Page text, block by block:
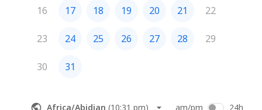
16 17 18 19 20 21 22
23 24 25 26 27 28 29
30 31
Africa/Abidjan (10:31 pm) am/pm 24h